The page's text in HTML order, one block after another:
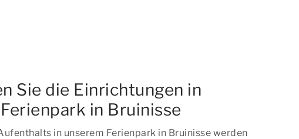
Sie die Einrichtungen in
in Bruinisse
in unserem Ferienpark in Bruinisse werden